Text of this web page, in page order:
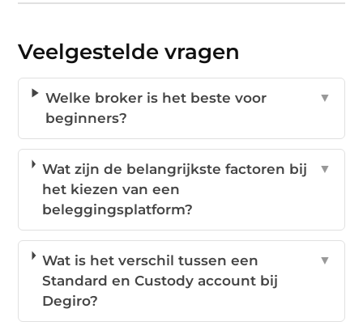
Veelgestelde vragen
Welke broker is het beste voor
beginners?
▼
Wat zijn de belangrijkste factoren bij
het kiezen van een
beleggingsplatform?
▼
Wat is het verschil tussen een
Standard en Custody account bij
Degiro?
▼